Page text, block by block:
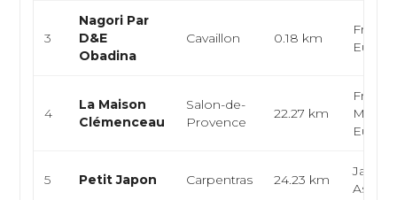
3
Nagori Par
D&E
Obadina
Cavaillon 0.18 km
4
La Maison
Clémenceau
Salon-de-
Provence
22.27 km
5 Petit Japon Carpentras 24.23 km